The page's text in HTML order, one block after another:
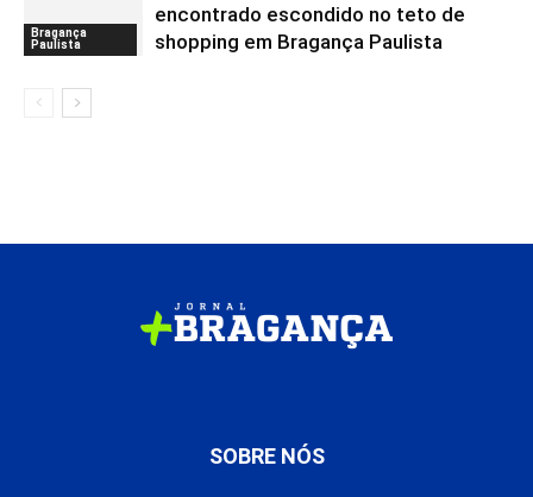
Bragança
Paulista
encontrado escondido no teto de
shopping em Bragança Paulista
SOBRE NÓS